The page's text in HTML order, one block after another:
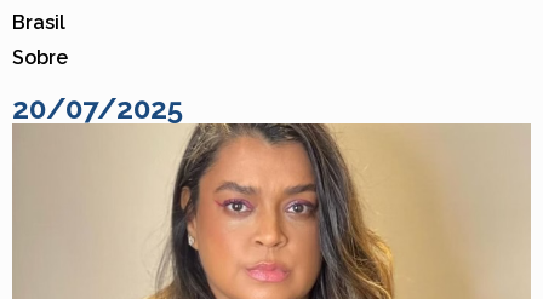
Brasil
Sobre
20/07/2025